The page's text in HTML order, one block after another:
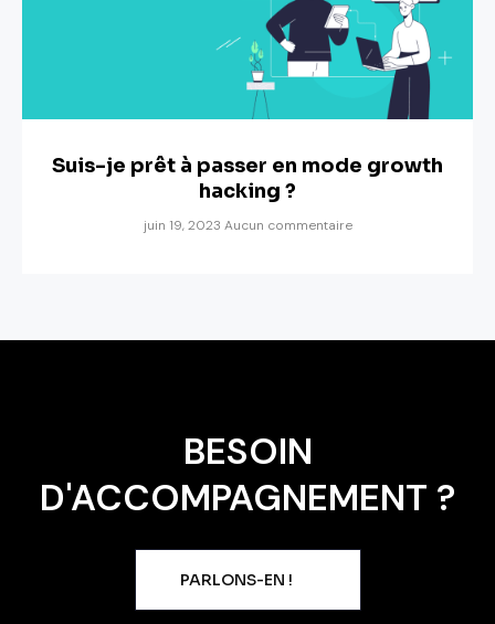
Suis-je prêt à passer en mode growth
hacking ?
juin 19, 2023 Aucun commentaire
BESOIN
D'ACCOMPAGNEMENT ?
PARLONS-EN !